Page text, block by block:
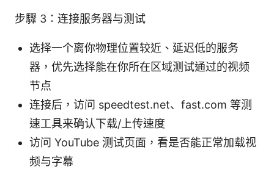
步驟 3：连接服务器与测试
选择一个离你物理位置较近、延迟低的服务
器，优先选择能在你所在区域测试通过的视频
节点
连接后，访问 speedtest.net、fast.com 等测
速工具来确认下载/上传速度
访问 YouTube 测试页面，看是否能正常加载视
频与字幕